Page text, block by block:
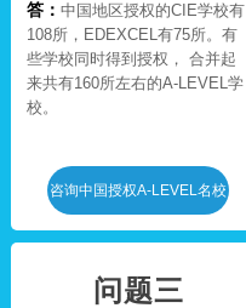
答：中国地区授权的CIE学校有
108所，EDEXCEL有75所。有
些学校同时得到授权， 合并起
来共有160所左右的A-LEVEL学
校。
咨询中国授权A-LEVEL名校
问题三